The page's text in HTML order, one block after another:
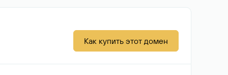
Как купить этот домен